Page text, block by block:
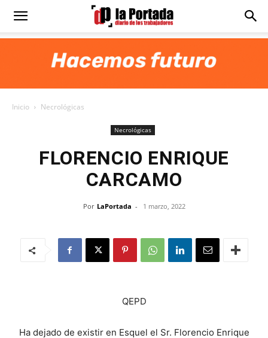
Diario
Inicio Necrológicas
Necrológicas
FLORENCIO ENRIQUE
CARCAMO
Por LaPortada - 1 marzo, 2022
QEPD
Ha dejado de existir en Esquel el Sr. Florencio Enrique